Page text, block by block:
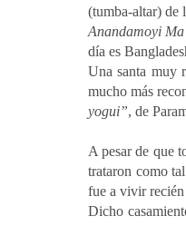
(tumba-altar) de
Anandamoyi Ma
día es
Una santa muy
mucho más
yogui”, de
A pesar de que
trataron como
fue a vivir recién
Dicho